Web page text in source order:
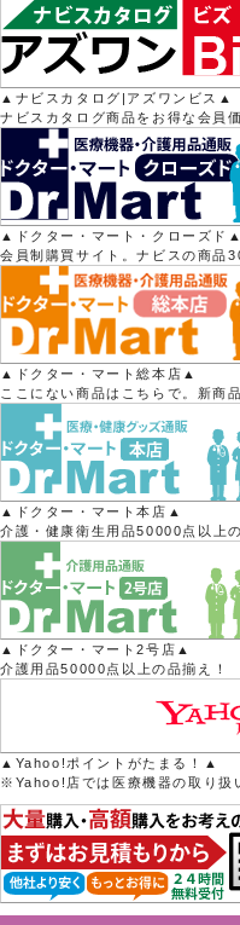
▲ナビスカタログ|アズワンビス▲
ナビスカタログ商品をお得な会員
▲ドクター・マート・クローズド▲
会員制購買サイト。ナビスの商品
▲ドクター・マート総本店▲
ここにない商品はこちらで。新商
▲ドクター・マート本店▲
介護・健康衛生用品50000点以上
▲ドクター・マート2号店▲
介護用品50000点以上の品揃え！
▲Yahoo!ポイントがたまる！▲
※Yahoo!店では医療機器の取り扱